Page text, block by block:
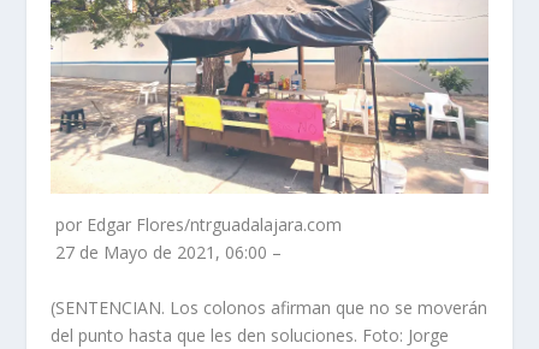
por Edgar Flores/ntrguadalajara.com
27 de Mayo de 2021, 06:00 –
(SENTENCIAN. Los colonos afirman que no se moverán
del punto hasta que les den soluciones. Foto: Jorge